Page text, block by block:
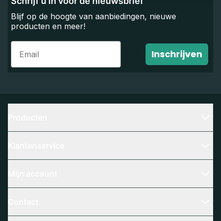
Blijf op de hoogte van aanbiedingen, nieuwe
producten en meer!
Email
Inschrijven